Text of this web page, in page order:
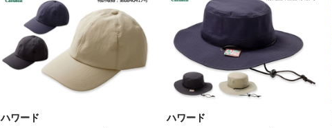
ハワード
ハワード